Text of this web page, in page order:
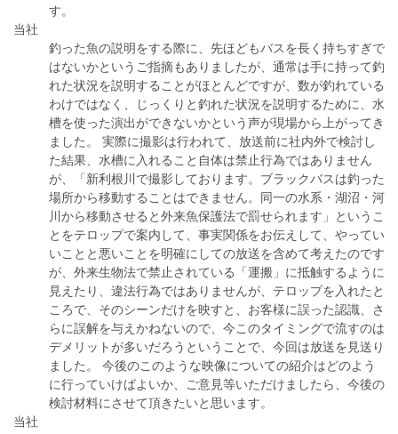
す。
当社
釣った魚の説明をする際に、先ほどもバスを長く持ちすぎで
はないかというご指摘もありましたが、通常は手に持って釣
れた状況を説明することがほとんどですが、数が釣れている
わけではなく、じっくりと釣れた状況を説明するために、水
槽を使った演出ができないかという声が現場から上がってき
ました。 実際に撮影は行われて、放送前に社内外で検討し
た結果、水槽に入れること自体は禁止行為ではありません
が、「新利根川で撮影しております。ブラックバスは釣った
場所から移動することはできません。同一の水系・湖沼・河
川から移動させると外来魚保護法で罰せられます」というこ
とをテロップで案内して、事実関係をお伝えして、やってい
いことと悪いことを明確にしての放送を含めて考えたのです
が、外来生物法で禁止されている「運搬」に抵触するように
見えたり、違法行為ではありませんが、テロップを入れたと
ころで、そのシーンだけを映すと、お客様に誤った認識、さ
らに誤解を与えかねないので、今このタイミングで流すのは
デメリットが多いだろうということで、今回は放送を見送り
ました。 今後のこのような映像についての紹介はどのよう
に行っていけばよいか、ご意見等いただけましたら、今後の
検討材料にさせて頂きたいと思います。
当社